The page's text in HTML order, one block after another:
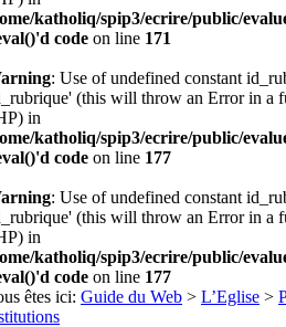
katholiq/spip3/ecrire/public/
code on line 171
: Use of undefined constant
(this will throw an Error in a
in
katholiq/spip3/ecrire/public/
code on line 177
: Use of undefined constant
(this will throw an Error in a
in
katholiq/spip3/ecrire/public/
code on line 177
êtes ici: Guide du Web > L’Eglise >